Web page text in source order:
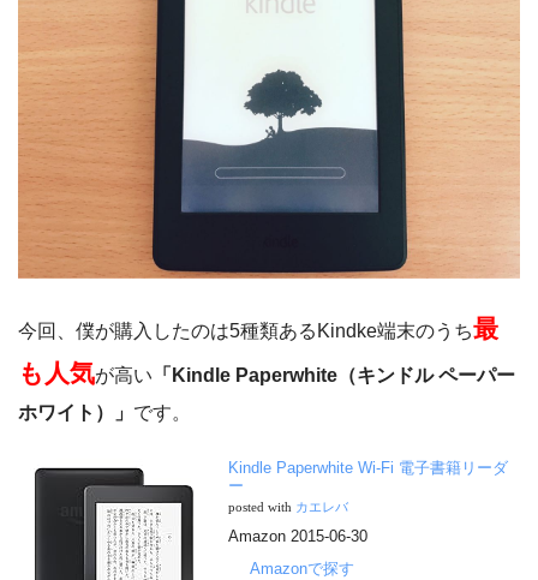
今回、僕が購入したのは5種類あるKindke端末のうち最
も人気が高い 「Kindle Paperwhite（キンドル ペーパー
ホワイト）」 です。
Kindle Paperwhite Wi-Fi 電子書籍リーダ
ー
posted with カエレバ
Amazon 2015-06-30
Amazonで探す